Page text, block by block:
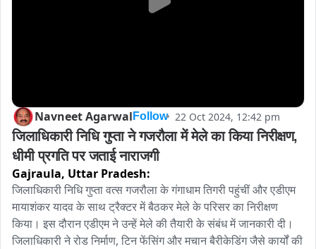
Navneet Agarwal Follow 22 Oct 2024, 12:42 pm
जिलाधिकारी निधि गुप्ता ने गजरौला में मेले का किया निरीक्षण,
धीमी प्रगति पर जताई नाराजगी
Gajraula, Uttar Pradesh:
जिलाधिकारी निधि गुप्ता वत्स गजरौला के गंगाधाम तिगरी पहुंचीं और एडीएम
मायाशंकर यादव के साथ ट्रैक्टर में बैठकर मेले के परिसर का निरीक्षण
किया। इस दौरान एडीएम ने उन्हें मेले की तैयारी के संबंध में जानकारी दी।
जिलाधिकारी ने रोड निर्माण, टिन फेंसिंग और मचान बैरीकेडिंग जैसे कार्यों की